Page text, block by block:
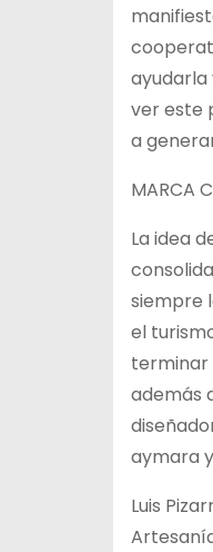
ayudarla
ver este
a
MARCA
La idea
siempre
el
terminar
además
aymara
Luis